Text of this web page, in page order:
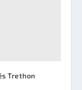
Trethon